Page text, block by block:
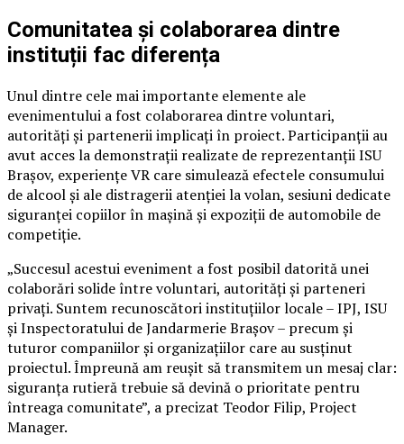
Comunitatea și colaborarea dintre
instituții fac diferența
Unul dintre cele mai importante elemente ale
evenimentului a fost colaborarea dintre voluntari,
autorități și partenerii implicați în proiect. Participanții au
avut acces la demonstrații realizate de reprezentanții ISU
Brașov, experiențe VR care simulează efectele consumului
de alcool și ale distragerii atenției la volan, sesiuni dedicate
siguranței copiilor în mașină și expoziții de automobile de
competiție.
„Succesul acestui eveniment a fost posibil datorită unei
colaborări solide între voluntari, autorități și parteneri
privați. Suntem recunoscători instituțiilor locale – IPJ, ISU
și Inspectoratului de Jandarmerie Brașov – precum și
tuturor companiilor și organizațiilor care au susținut
proiectul. Împreună am reușit să transmitem un mesaj clar:
siguranța rutieră trebuie să devină o prioritate pentru
întreaga comunitate”, a precizat Teodor Filip, Project
Manager.